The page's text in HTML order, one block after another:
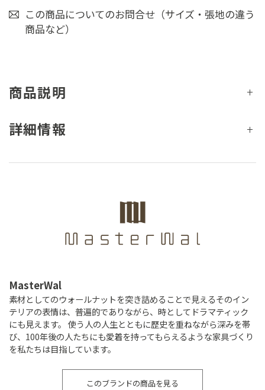
この商品についてのお問合せ（サイズ・張地の違う
商品など）
商品説明
詳細情報
MasterWal
素材としてのウォールナットを突き詰めることで見えるそのイン
テリアの表情は、普遍的でありながら、時としてドラマティック
にも見えます。 使う人の人生とともに歴史を重ねながら深みを帯
び、100年後の人たちにも愛着を持ってもらえるような家具づくり
を私たちは目指しています。
このブランドの商品を見る